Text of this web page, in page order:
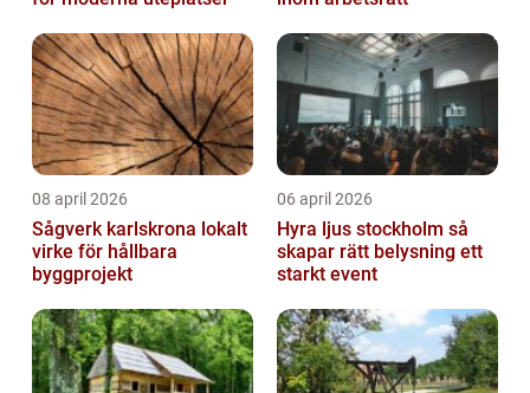
08 april 2026
Sågverk karlskrona lokalt
virke för hållbara
byggprojekt
06 april 2026
Hyra ljus stockholm så
skapar rätt belysning ett
starkt event